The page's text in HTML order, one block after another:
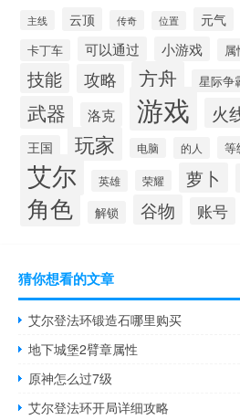
主线 云顶 传奇 位置 元气
卡丁车 可以通过 小游戏 属
技能 攻略 方舟 星际争
武器 洛克 游戏 火
王国 玩家 电脑 的人 等
艾尔 英雄 荣耀 萝卜
角色 解锁 谷物 账号
猜你想看的文章
艾尔登法环锻造石哪里购买
地下城堡2臂章属性
原神怎么过7级
艾尔登法环开局详细攻略